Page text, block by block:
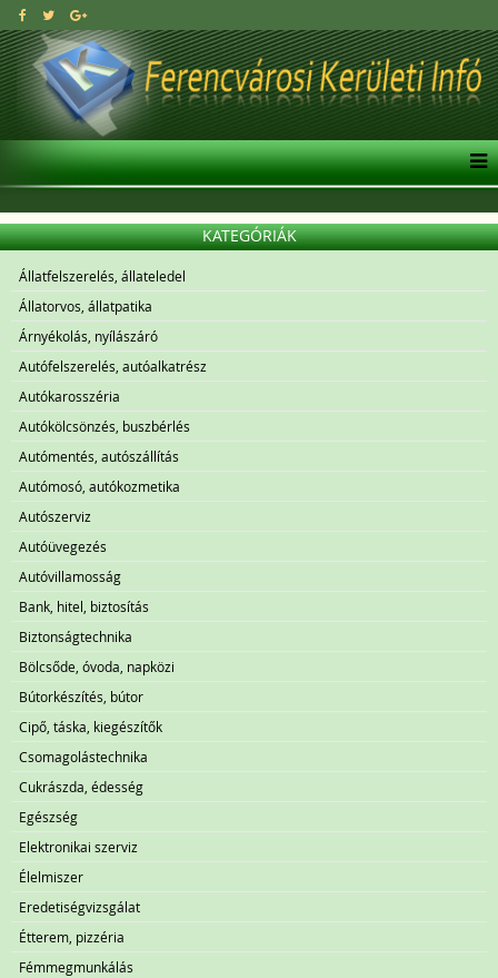
KATEGÓRIÁK
Állatfelszerelés, állateledel
Állatorvos, állatpatika
Árnyékolás, nyílászáró
Autófelszerelés, autóalkatrész
Autókarosszéria
Autókölcsönzés, buszbérlés
Autómentés, autószállítás
Autómosó, autókozmetika
Autószerviz
Autóüvegezés
Autóvillamosság
Bank, hitel, biztosítás
Biztonságtechnika
Bölcsőde, óvoda, napközi
Bútorkészítés, bútor
Cipő, táska, kiegészítők
Csomagolástechnika
Cukrászda, édesség
Egészség
Elektronikai szerviz
Élelmiszer
Eredetiségvizsgálat
Étterem, pizzéria
Fémmegmunkálás